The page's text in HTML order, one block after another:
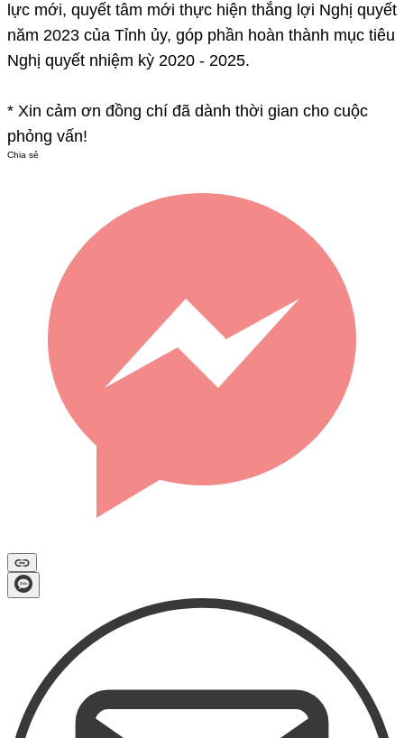
lực mới, quyết tâm mới thực hiện thắng lợi Nghị quyết
năm 2023 của Tỉnh ủy, góp phần hoàn thành mục tiêu
Nghị quyết nhiệm kỳ 2020 - 2025.
* Xin cảm ơn đồng chí đã dành thời gian cho cuộc
phỏng vấn!​
Chia sẻ